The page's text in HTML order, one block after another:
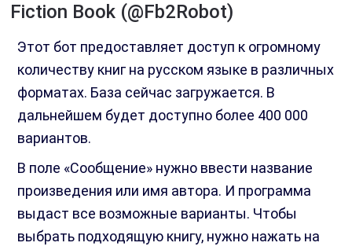
Fiction Book (@Fb2Robot)
Этот бот предоставляет доступ к огромному
количеству книг на русском языке в различных
форматах. База сейчас загружается. В
дальнейшем будет доступно более 400 000
вариантов.
В поле «Сообщение» нужно ввести название
произведения или имя автора. И программа
выдаст все возможные варианты. Чтобы
выбрать подходящую книгу, нужно нажать на